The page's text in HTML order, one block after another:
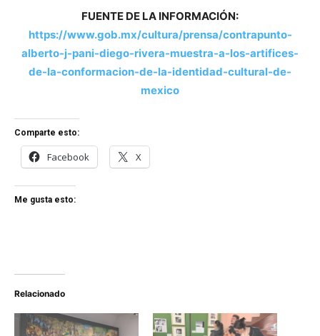
FUENTE DE LA INFORMACIÓN:
https://www.gob.mx/cultura/prensa/contrapunto-
alberto-j-pani-diego-rivera-muestra-a-los-artifices-
de-la-conformacion-de-la-identidad-cultural-de-
mexico
Comparte esto:
Facebook X
Me gusta esto:
Relacionado